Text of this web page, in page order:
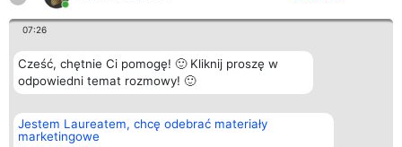
07:26
Cześć, chętnie Ci pomogę! 🙂 Kliknij proszę w
odpowiedni temat rozmowy! 🙂
Jestem Laureatem, chcę odebrać materiały
marketingowe
Organizator plebiscytu
Bright Side Solutions sp. z o.
o. sp. k.
Plebiscyt
Laureaci
Kontakt
Kontakt